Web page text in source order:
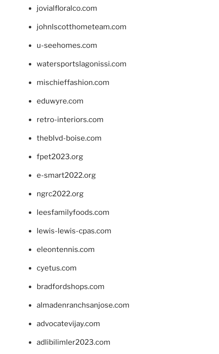
jovialfloralco.com
johnlscotthometeam.com
u-seehomes.com
watersportslagonissi.com
mischieffashion.com
eduwyre.com
retro-interiors.com
theblvd-boise.com
fpet2023.org
e-smart2022.org
ngrc2022.org
leesfamilyfoods.com
lewis-lewis-cpas.com
eleontennis.com
cyetus.com
bradfordshops.com
almadenranchsanjose.com
advocatevijay.com
adlibilimler2023.com